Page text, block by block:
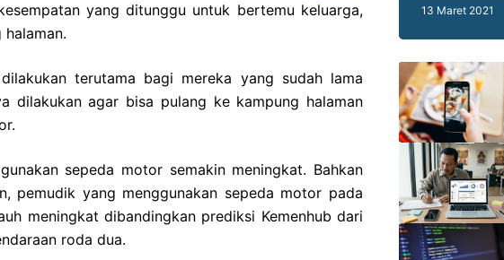
yang ditunggu untuk bertemu keluarga,
terutama bagi mereka yang sudah lama
dilakukan agar bisa pulang ke kampung halaman
sepeda motor semakin meningkat. Bahkan
pemudik yang menggunakan sepeda motor pada
meningkat dibandingkan prediksi Kemenhub dari
roda dua.
13 Maret 2021